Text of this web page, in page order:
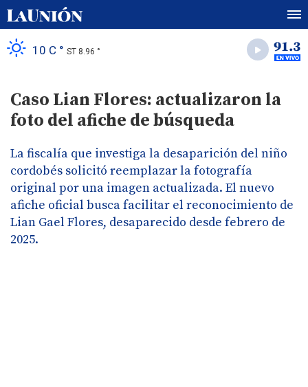
10 C ° ST 8.96 °
Caso Lian Flores: actualizaron la
foto del afiche de búsqueda
La fiscalía que investiga la desaparición del niño
cordobés solicitó reemplazar la fotografía
original por una imagen actualizada. El nuevo
afiche oficial busca facilitar el reconocimiento de
Lian Gael Flores, desaparecido desde febrero de
2025.